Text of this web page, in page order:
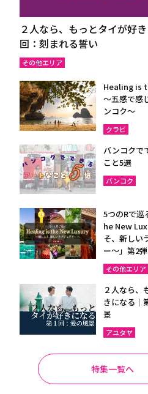
２人なら、もっとタイが好
回：刻まれる誓い
その他エリア
Healing is
～五感で感
ンコク～
クラビ
バンコクで
こと5選
バンコク
5つのRで
he New
そ、新しい
ー〜」第2
その他エリア
２人なら、
きになる｜
景
アユタヤ
特集一覧へ